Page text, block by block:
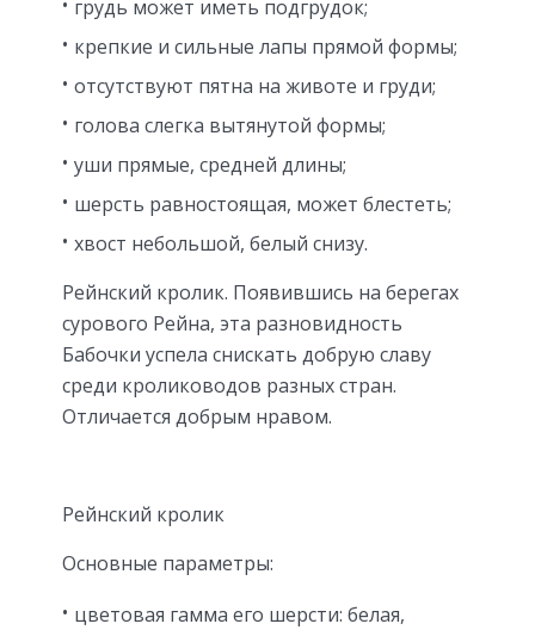
грудь может иметь подгрудок;
крепкие и сильные лапы прямой формы;
отсутствуют пятна на животе и груди;
голова слегка вытянутой формы;
уши прямые, средней длины;
шерсть равностоящая, может блестеть;
хвост небольшой, белый снизу.
Рейнский кролик. Появившись на берегах
сурового Рейна, эта разновидность
Бабочки успела снискать добрую славу
среди кролиководов разных стран.
Отличается добрым нравом.
Рейнский кролик
Основные параметры:
цветовая гамма его шерсти: белая,